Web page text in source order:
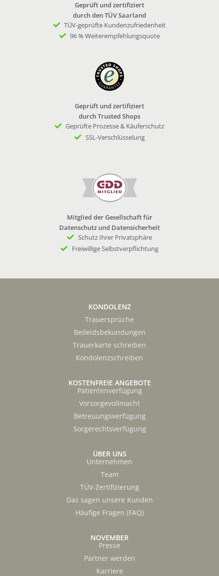
Geprüft und zertifiziert
durch den TÜV Saarland
TÜV-geprüfte Kundenzufriedenheit
96 % Weiterempfehlungsquote
Geprüft und zertifiziert
durch Trusted Shops
Geprüfte Prozesse & Käuferschutz
SSL-Verschlüsselung
Mitglied der Gesellschaft für
Datenschutz und Datensicherheit
Schutz Ihrer Privatsphäre
Freiwillige Selbstverpflichtung
KONDOLENZ
Trauersprüche
Beileidsbekundungen
Trauerkarte schreiben
Kondolenzschreiben
KOSTENFREIE ANGEBOTE
Patientenverfügung
Vorsorgevollmacht
Betreuungsverfügung
Sorgerechtsverfügung
ÜBER UNS
Unternehmen
Team
TÜV-Zertifizierung
Das sagen unsere Kunden
Häufige Fragen (FAQ)
NOVEMBER
Presse
Partner werden
Karriere